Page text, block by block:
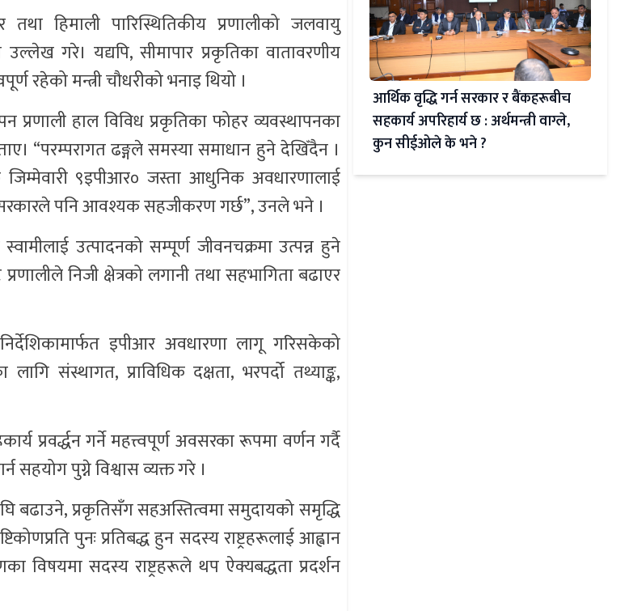
हिमाली पारिस्थितिकीय प्रणालीको जलवायु
गरे। यद्यपि, सीमापार प्रकृतिका वातावरणीय
रहेको मन्त्री चौधरीको भनाइ थियो ।
प्रणाली हाल विविध प्रकृतिका फोहर व्यवस्थापनका
“परम्परागत ढङ्गले समस्या समाधान हुने देखिँदैन ।
जिम्मेवारी ९इपीआर० जस्ता आधुनिक अवधारणालाई
सरकारले पनि आवश्यक सहजीकरण गर्छ”, उनले भने ।
उत्पादनको सम्पूर्ण जीवनचक्रमा उत्पन्न हुने
निजी क्षेत्रको लगानी तथा सहभागिता बढाएर
इपीआर अवधारणा लागू गरिसकेको
संस्थागत, प्राविधिक दक्षता, भरपर्दो तथ्याङ्क,
प्रवर्द्धन गर्ने महत्त्वपूर्ण अवसरका रूपमा वर्णन गर्दै
सहयोग पुग्ने विश्वास व्यक्त गरे ।
बढाउने, प्रकृतिसँग सहअस्तित्वमा समुदायको समृद्धि
पुनः प्रतिबद्ध हुन सदस्य राष्ट्रहरूलाई आह्वान
विषयमा सदस्य राष्ट्रहरूले थप ऐक्यबद्धता प्रदर्शन
आर्थिक वृद्धि गर्न सरकार र बैंकहरूबीच
सहकार्य अपरिहार्य छ : अर्थमन्त्री वाग्ले,
कुन सीईओले के भने ?